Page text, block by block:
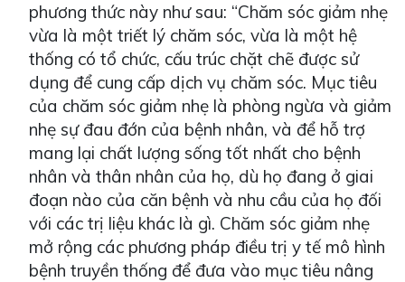
phương thức này như sau: “Chăm sóc giảm nhẹ
vừa là một triết lý chăm sóc, vừa là một hệ
thống có tổ chức, cấu trúc chặt chẽ được sử
dụng để cung cấp dịch vụ chăm sóc. Mục tiêu
của chăm sóc giảm nhẹ là phòng ngừa và giảm
nhẹ sự đau đớn của bệnh nhân, và để hỗ trợ
mang lại chất lượng sống tốt nhất cho bệnh
nhân và thân nhân của họ, dù họ đang ở giai
đoạn nào của căn bệnh và nhu cầu của họ đối
với các trị liệu khác là gì. Chăm sóc giảm nhẹ
mở rộng các phương pháp điều trị y tế mô hình
bệnh truyền thống để đưa vào mục tiêu nâng